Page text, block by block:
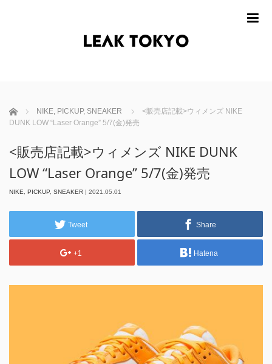
ホーム NIKE, PICKUP, SNEAKER
<販売店記載>ウィメンズ NIKE
DUNK LOW “Laser Orange” 5/7(金)発売
<販売店記載>ウィメンズ NIKE DUNK
LOW “Laser Orange” 5/7(金)発売
NIKE PICKUP SNEAKER | 2021.05.01
Tweet Share
+1 Hatena